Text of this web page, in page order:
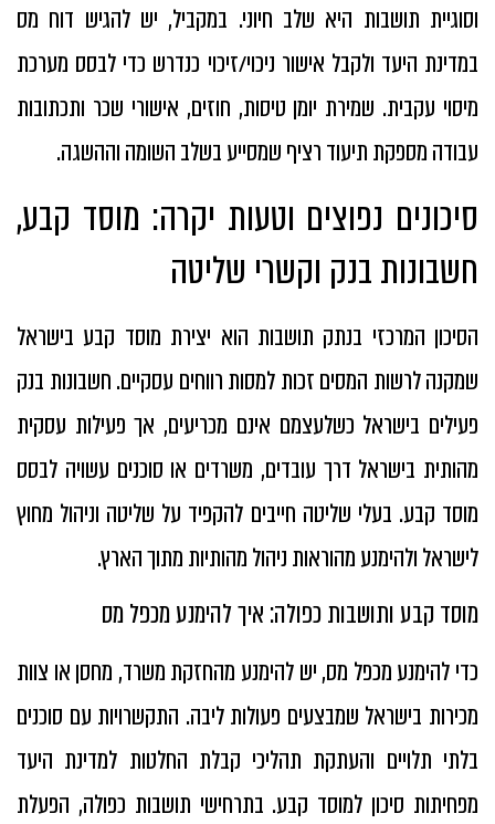
וסוגיית תושבות היא שלב חיוני. במקביל, יש להגיש דוח מס
במדינת היעד ולקבל אישור ניכוי/זיכוי כנדרש כדי לבסס מערכת
מיסוי עקבית. שמירת יומן טיסות, חוזים, אישורי שכר ותכתובות
עבודה מספקת תיעוד רציף שמסייע בשלב השומה וההשגה.
סיכונים נפוצים וטעות יקרה: מוסד קבע,
חשבונות בנק וקשרי שליטה
הסיכון המרכזי בנתק תושבות הוא יצירת מוסד קבע בישראל
שמקנה לרשות המסים זכות למסות רווחים עסקיים. חשבונות בנק
פעילים בישראל כשלעצמם אינם מכריעים, אך פעילות עסקית
מהותית בישראל דרך עובדים, משרדים או סוכנים עשויה לבסס
מוסד קבע. בעלי שליטה חייבים להקפיד על שליטה וניהול מחוץ
לישראל ולהימנע מהוראות ניהול מהותיות מתוך הארץ.
מוסד קבע ותושבות כפולה: איך להימנע מכפל מס
כדי להימנע מכפל מס, יש להימנע מהחזקת משרד, מחסן או צוות
מכירות בישראל שמבצעים פעולות ליבה. התקשרויות עם סוכנים
בלתי תלויים והעתקת תהליכי קבלת החלטות למדינת היעד
מפחיתות סיכון למוסד קבע. בתרחישי תושבות כפולה, הפעלת